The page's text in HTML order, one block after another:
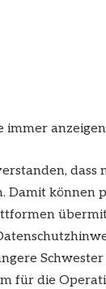
immer anzeigen
dass
Damit können
Schwester
für die